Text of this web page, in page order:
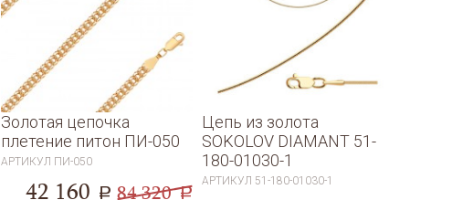
Золотая цепочка
плетение питон ПИ-050
АРТИКУЛ ПИ-050
42 160 a 84 320 a
Цепь из золота
SOKOLOV DIAMANT 51-
180-01030-1
АРТИКУЛ 51-180-01030-1